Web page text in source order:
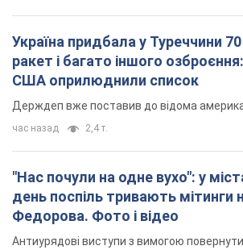
Україна придбала у Туреччини
ракет і багато іншого
США оприлюднили список
Держдеп вже поставив до відома
час назад 2,4 т.
"Нас почули на одне вухо": у
день поспіль тривають мітинги
Федорова. Фото і відео
Антиурядові виступи з вимогою